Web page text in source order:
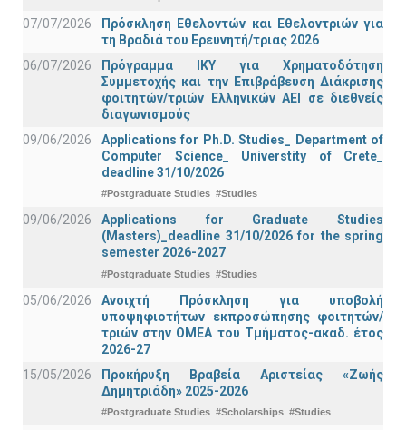
07/07/2026
Πρόσκληση Εθελοντών και Εθελοντριών για
τη Βραδιά του Ερευνητή/τριας 2026
06/07/2026
Πρόγραμμα ΙΚΥ για Χρηματοδότηση
Συμμετοχής και την Επιβράβευση Διάκρισης
φοιτητών/τριών Ελληνικών ΑΕΙ σε διεθνείς
διαγωνισμούς
09/06/2026
Applications for Ph.D. Studies_ Department of
Computer Science_ Universtity of Crete_
deadline 31/10/2026
#Postgraduate Studies #Studies
09/06/2026
Applications for Graduate Studies
(Masters)_deadline 31/10/2026 for the spring
semester 2026-2027
#Postgraduate Studies #Studies
05/06/2026
Ανοιχτή Πρόσκληση για υποβολή
υποψηφιοτήτων εκπροσώπησης φοιτητών/
τριών στην ΟΜΕΑ του Τμήματος-ακαδ. έτος
2026-27
15/05/2026
Προκήρυξη Βραβεία Αριστείας «Ζωής
Δημητριάδη» 2025-2026
#Postgraduate Studies #Scholarships #Studies